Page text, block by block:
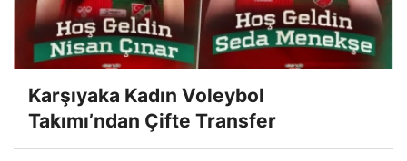
Karşıyaka Kadın Voleybol
Takımı’ndan Çifte Transfer